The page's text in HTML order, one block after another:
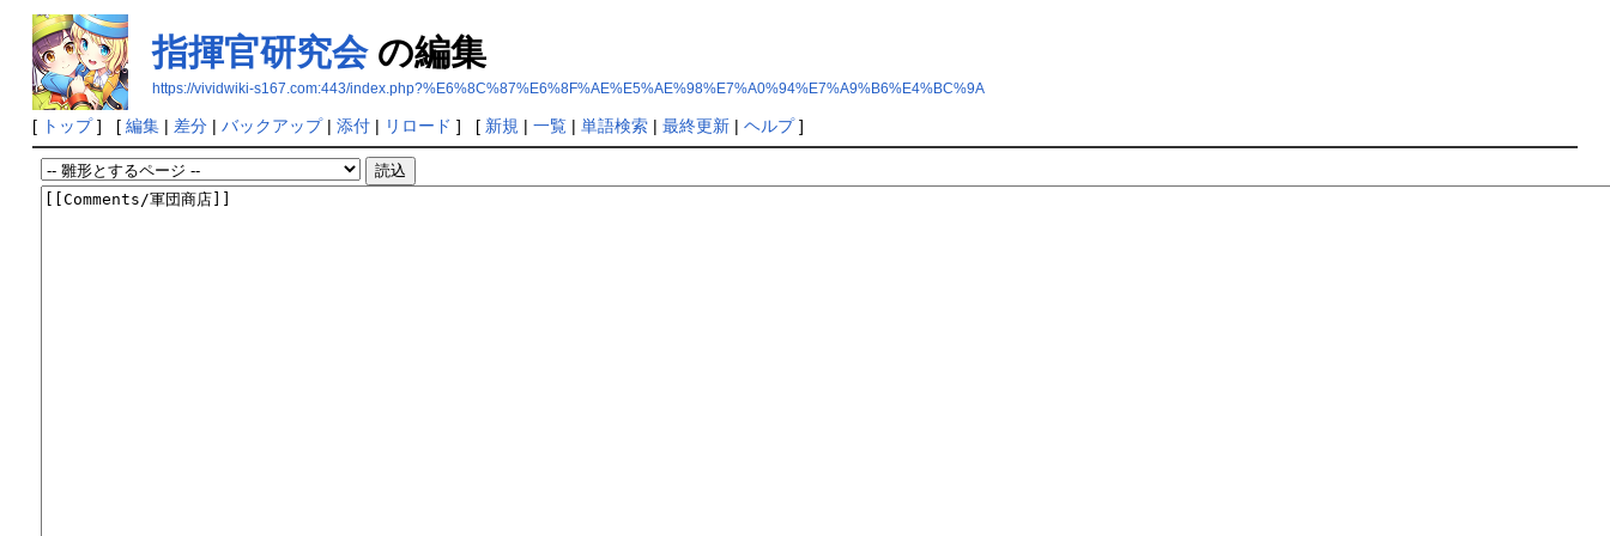
指揮官研究会の編集
https://vividwiki-s167.com:443/index.php?%E6%8C%87%E6%8F%AE%E5%AE%98%E7%A0%94%E7%A9%B6%E4%BC%9A
[ トップ] [ 編集| 差分| バックアップ| 添付| リロード ] [ 新規 | 一覧| 単語検索| 最終更新| ヘルプ]